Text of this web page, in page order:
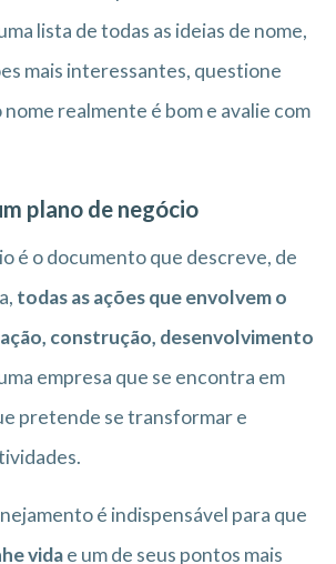
lista de todas as ideias de nome,
mais interessantes, questione
nome realmente é bom e avalie com
plano de negócio
é o documento que descreve, de
todas as ações que envolvem o
construção, desenvolvimento
empresa que se encontra em
pretende se transformar e
é indispensável para que
vidae um de seus pontos mais